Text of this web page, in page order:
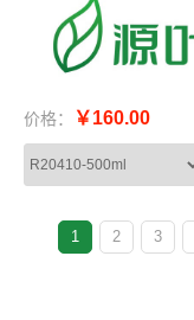
价格： ￥160.00
1 2 3